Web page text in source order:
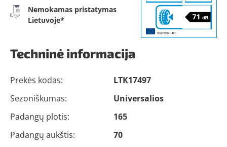
Nemokamas pristatymas
Lietuvoje*
Techninė informacija
Prekės kodas:
LTK17497
Sezoniškumas:
Universalios
Padangų plotis:
165
Padangų aukštis:
70